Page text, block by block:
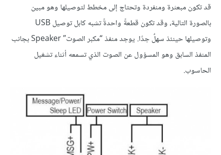
قد تكون مبعثرة ومنفردة وتحتاج إلى مخطط لتوصيلها وهو مبين
بالصورة التالية، وقد تكون قطعةً واحدةً تشبه كابل توصيل USB
وتوصيلها حينئذ سهلٌ جدًا. يوجد منفذ “مكبر الصوت” Speaker بجانب
المنفذ السابق وهو المسؤول عن الصوت الذي تسمعه أثناء تشغيل
الحاسوب.